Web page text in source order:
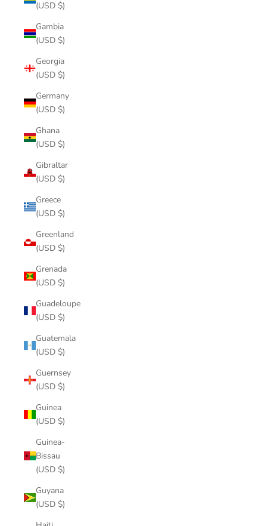
(USD $)
Gambia
(USD $)
Georgia
(USD $)
Germany
(USD $)
Ghana
(USD $)
Gibraltar
(USD $)
Greece
(USD $)
Greenland
(USD $)
Grenada
(USD $)
Guadeloupe
(USD $)
Guatemala
(USD $)
Guernsey
(USD $)
Guinea
(USD $)
Guinea-
Bissau
(USD $)
Guyana
(USD $)